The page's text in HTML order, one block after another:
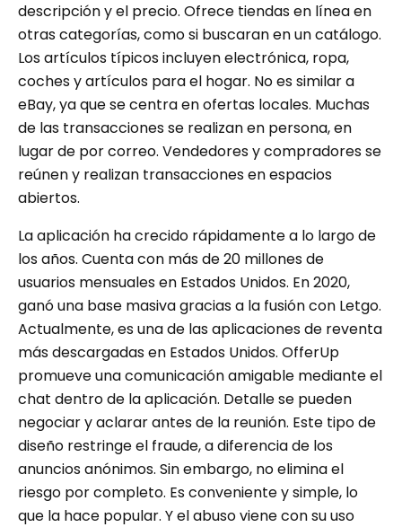
descripción y el precio. Ofrece tiendas en línea en
otras categorías, como si buscaran en un catálogo.
Los artículos típicos incluyen electrónica, ropa,
coches y artículos para el hogar. No es similar a
eBay, ya que se centra en ofertas locales. Muchas
de las transacciones se realizan en persona, en
lugar de por correo. Vendedores y compradores se
reúnen y realizan transacciones en espacios
abiertos.
La aplicación ha crecido rápidamente a lo largo de
los años. Cuenta con más de 20 millones de
usuarios mensuales en Estados Unidos. En 2020,
ganó una base masiva gracias a la fusión con Letgo.
Actualmente, es una de las aplicaciones de reventa
más descargadas en Estados Unidos. OfferUp
promueve una comunicación amigable mediante el
chat dentro de la aplicación. Detalle se pueden
negociar y aclarar antes de la reunión. Este tipo de
diseño restringe el fraude, a diferencia de los
anuncios anónimos. Sin embargo, no elimina el
riesgo por completo. Es conveniente y simple, lo
que la hace popular. Y el abuso viene con su uso